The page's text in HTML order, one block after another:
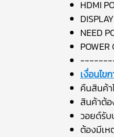
HDMI
NEED
POWER
เงื่อนไข
คืนสินค้า
สินค้าต้
วอยด์รับ
ต้องมีเ